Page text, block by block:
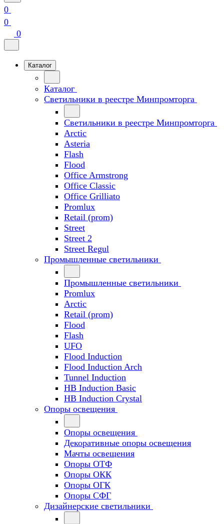
0
0
0
Каталог
Каталог
Светильники в реестре Минпромторга
Светильники в реестре Минпромторга
Arctic
Asteria
Flash
Flood
Office Armstrong
Office Classic
Office Grilliato
Promlux
Retail (prom)
Street
Street 2
Street Regul
Промышленные светильники
Промышленные светильники
Promlux
Arctic
Retail (prom)
Flood
Flash
UFO
Flood Induction
Flood Induction Arch
Tunnel Induction
HB Induction Basic
HB Induction Crystal
Опоры освещения
Опоры освещения
Декоративные опоры освещения
Мачты освещения
Опоры ОТФ
Опоры ОКК
Опоры ОГК
Опоры СФГ
Дизайнерские светильники